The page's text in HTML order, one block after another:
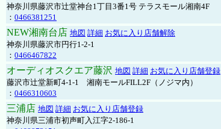
神奈川県藤沢市辻堂神台1丁目3番1号 テラスモール湘南4F
： 0466381251
NEW湘南台店 地図 詳細 お気に入り店舗解除
神奈川県藤沢市円行1-2-1
： 0466467822
オーディオスクエア藤沢 地図 詳細 お気に入り店舗登録
藤沢市辻堂新町4-1-1 湘南モールFILL2F（ノジマ内）
： 0466310603
三浦店 地図 詳細 お気に入り店舗登録
神奈川県三浦市初声町入江字2-186-1